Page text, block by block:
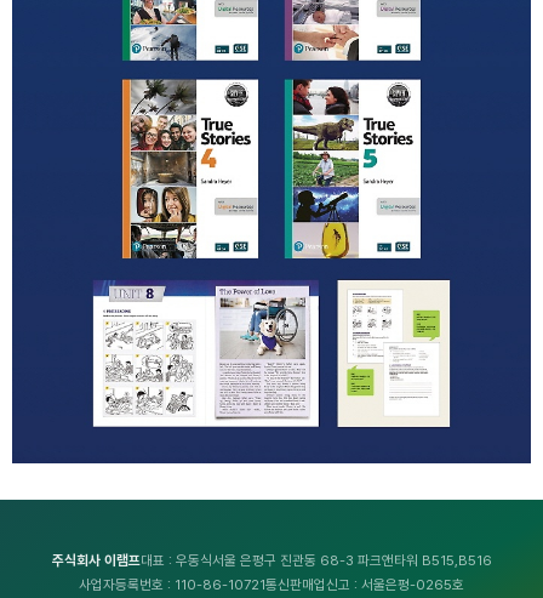
주식회사 이램프대표 : 우동식서울 은평구 진관동 68-3 파크앤타워 B515,B516
사업자등록번호 : 110-86-10721통신판매업신고 : 서울은평-0265호